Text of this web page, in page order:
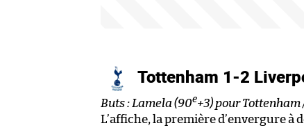
Tottenham 1-2
Buts : Lamela (90e+3) pour
L’affiche, la première d’envergure